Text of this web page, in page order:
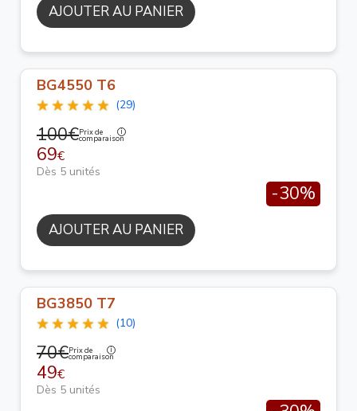
AJOUTER AU PANIER
BG4550 T6
(29)
100€Prix de
comparaison
69€
Dès 5 unités
-30%
AJOUTER AU PANIER
BG3850 T7
(10)
70€Prix de
comparaison
49€
Dès 5 unités